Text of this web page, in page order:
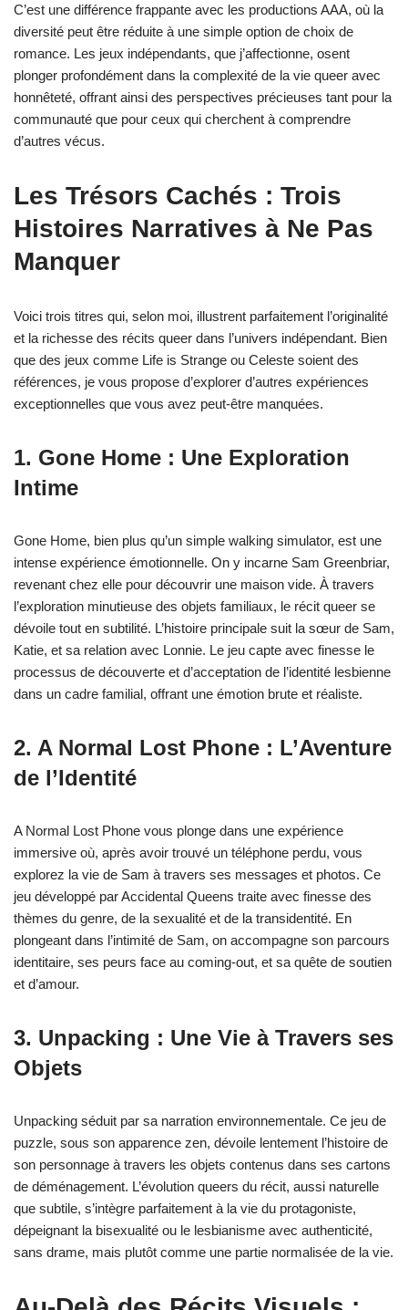
C’est une différence frappante avec les productions AAA, où la
diversité peut être réduite à une simple option de choix de
romance. Les jeux indépendants, que j’affectionne, osent
plonger profondément dans la complexité de la vie queer avec
honnêteté, offrant ainsi des perspectives précieuses tant pour la
communauté que pour ceux qui cherchent à comprendre
d’autres vécus.
Les Trésors Cachés : Trois
Histoires Narratives à Ne Pas
Manquer
Voici trois titres qui, selon moi, illustrent parfaitement l’originalité
et la richesse des récits queer dans l’univers indépendant. Bien
que des jeux comme Life is Strange ou Celeste soient des
références, je vous propose d’explorer d’autres expériences
exceptionnelles que vous avez peut-être manquées.
1. Gone Home : Une Exploration
Intime
Gone Home, bien plus qu’un simple walking simulator, est une
intense expérience émotionnelle. On y incarne Sam Greenbriar,
revenant chez elle pour découvrir une maison vide. À travers
l’exploration minutieuse des objets familiaux, le récit queer se
dévoile tout en subtilité. L’histoire principale suit la sœur de Sam,
Katie, et sa relation avec Lonnie. Le jeu capte avec finesse le
processus de découverte et d’acceptation de l’identité lesbienne
dans un cadre familial, offrant une émotion brute et réaliste.
2. A Normal Lost Phone : L’Aventure
de l’Identité
A Normal Lost Phone vous plonge dans une expérience
immersive où, après avoir trouvé un téléphone perdu, vous
explorez la vie de Sam à travers ses messages et photos. Ce
jeu développé par Accidental Queens traite avec finesse des
thèmes du genre, de la sexualité et de la transidentité. En
plongeant dans l’intimité de Sam, on accompagne son parcours
identitaire, ses peurs face au coming-out, et sa quête de soutien
et d’amour.
3. Unpacking : Une Vie à Travers ses
Objets
Unpacking séduit par sa narration environnementale. Ce jeu de
puzzle, sous son apparence zen, dévoile lentement l’histoire de
son personnage à travers les objets contenus dans ses cartons
de déménagement. L’évolution queers du récit, aussi naturelle
que subtile, s’intègre parfaitement à la vie du protagoniste,
dépeignant la bisexualité ou le lesbianisme avec authenticité,
sans drame, mais plutôt comme une partie normalisée de la vie.